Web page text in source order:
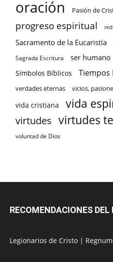
oración Pasión de
progreso espiritual
Sacramento de la Eucaristía
Sagrada Escritura ser humano
Símbolos Bíblicos Tiempos
verdades eternas vicios,
vida cristiana vida
virtudes virtudes
voluntad de Dios
RECOMENDACIONES DEL
Legionarios de Cristo |